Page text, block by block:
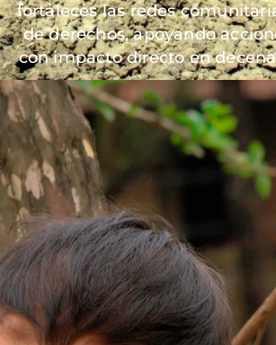
fortaleces las redes
de derechos, apoyando
con impacto directo en